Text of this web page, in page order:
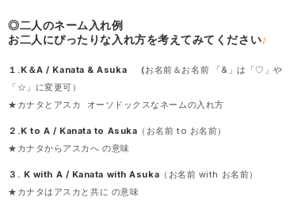
◎二人のネーム入れ例
お二人にぴったりな入れ方を考えてみてください♪
１.K＆A / Kanata & Asuka （お名前＆お名前 「&」は「♡」や
「☆」に変更可）
★カナタとアスカ オーソドックスなネームの入れ方
２.K to A / Kanata to Asuka （お名前 to お名前）
★カナタからアスカへ の意味
３. K with A / Kanata with Asuka （お名前 with お名前）
★カナタはアスカと共に の意味